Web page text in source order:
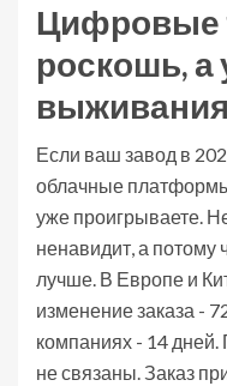
Цифровые
роскошь, а
выживания
Если ваш завод в
облачные
уже проигрываете.
ненавидит, а потому
лучше. В Европе и
изменение заказа -
компаниях - 14
не связаны. Заказ